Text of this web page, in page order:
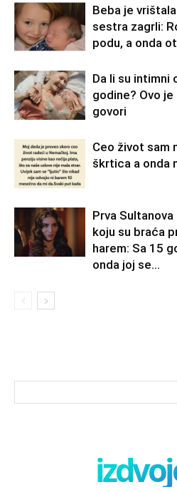
Beba je
sestra zagrli:
podu, a onda
Da li su intimni
godine? Ovo
govori
Ceo život sam
škrtica a onda
Prva
koju su braća
harem: Sa 15
onda joj se...